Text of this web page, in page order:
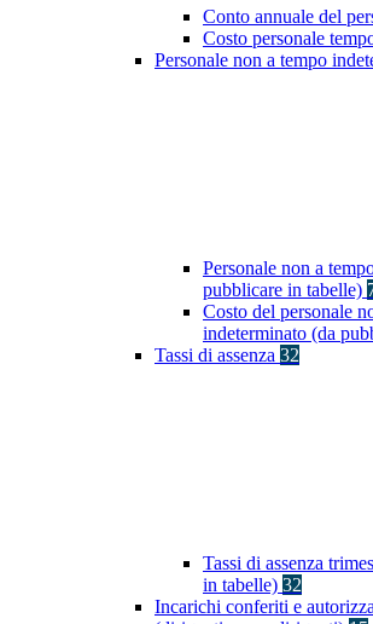
Conto annuale del
Costo personale
Personale non a tempo
Personale non a
pubblicare in tabelle)
Costo del personale
indeterminato (da
Tassi di assenza 32
Tassi di assenza
in tabelle) 32
Incarichi conferiti e